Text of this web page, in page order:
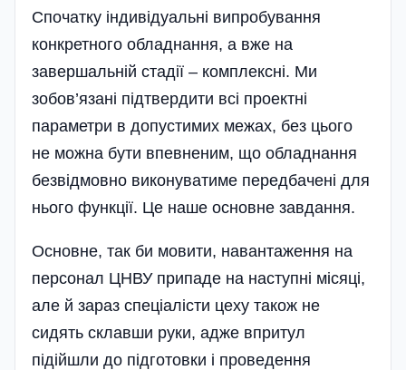
Спочатку індивідуальні випробування
конкретного обладнання, а вже на
завершальній стадії – комплексні. Ми
зобов’язані підтвердити всі проектні
параметри в допустимих межах, без цього
не можна бути впевненим, що обладнання
безвідмовно виконуватиме передбачені для
нього функції. Це наше основне завдання.
Основне, так би мовити, навантаження на
персонал ЦНВУ припаде на наступні місяці,
але й зараз спеціалісти цеху також не
сидять склавши руки, адже впритул
підійшли до підготовки і проведення